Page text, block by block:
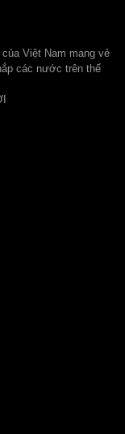
Việt Nam mang vẻ
các nước trên thế